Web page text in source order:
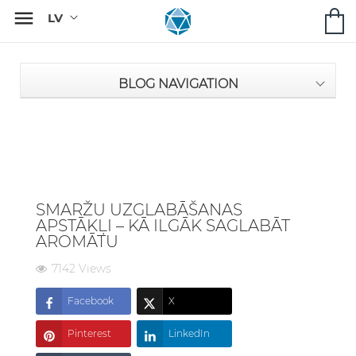

BLOG NAVIGATION
SMARŽU UZGLABĀŠANAS
APSTĀKĻI – KĀ ILGĀK SAGLABĀT
AROMĀTU
7142 Views
Facebook X
Pinterest LinkedIn